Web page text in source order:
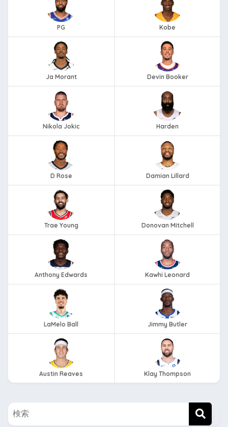
PG Kobe
Ja Morant Devin Booker
Nikola Jokic Harden
D Rose Damian Lillard
Trae Young Donovan Mitchell
Anthony Edwards Kawhi Leonard
LaMelo Ball Jimmy Butler
Austin Reaves Klay Thompson